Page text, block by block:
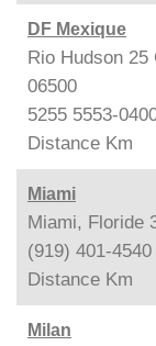
DF Mexique
Rio Hudson 25
06500
5255 5553-
Distance Km
Miami
Miami, Floride
(919) 401-4540
Distance Km
Milan